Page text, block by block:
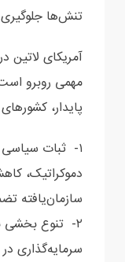
تنش‌ها
مهمی روبرو
پایدار،
۱- ثبات سیاسی
دموکراتیک،
سازمان‌یافته
۲- تنوع بخشی
سرمایه‌گذاری